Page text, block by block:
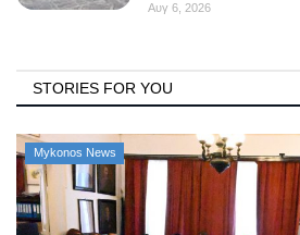
Αυγ 6, 2026
STORIES FOR YOU
Mykonos News